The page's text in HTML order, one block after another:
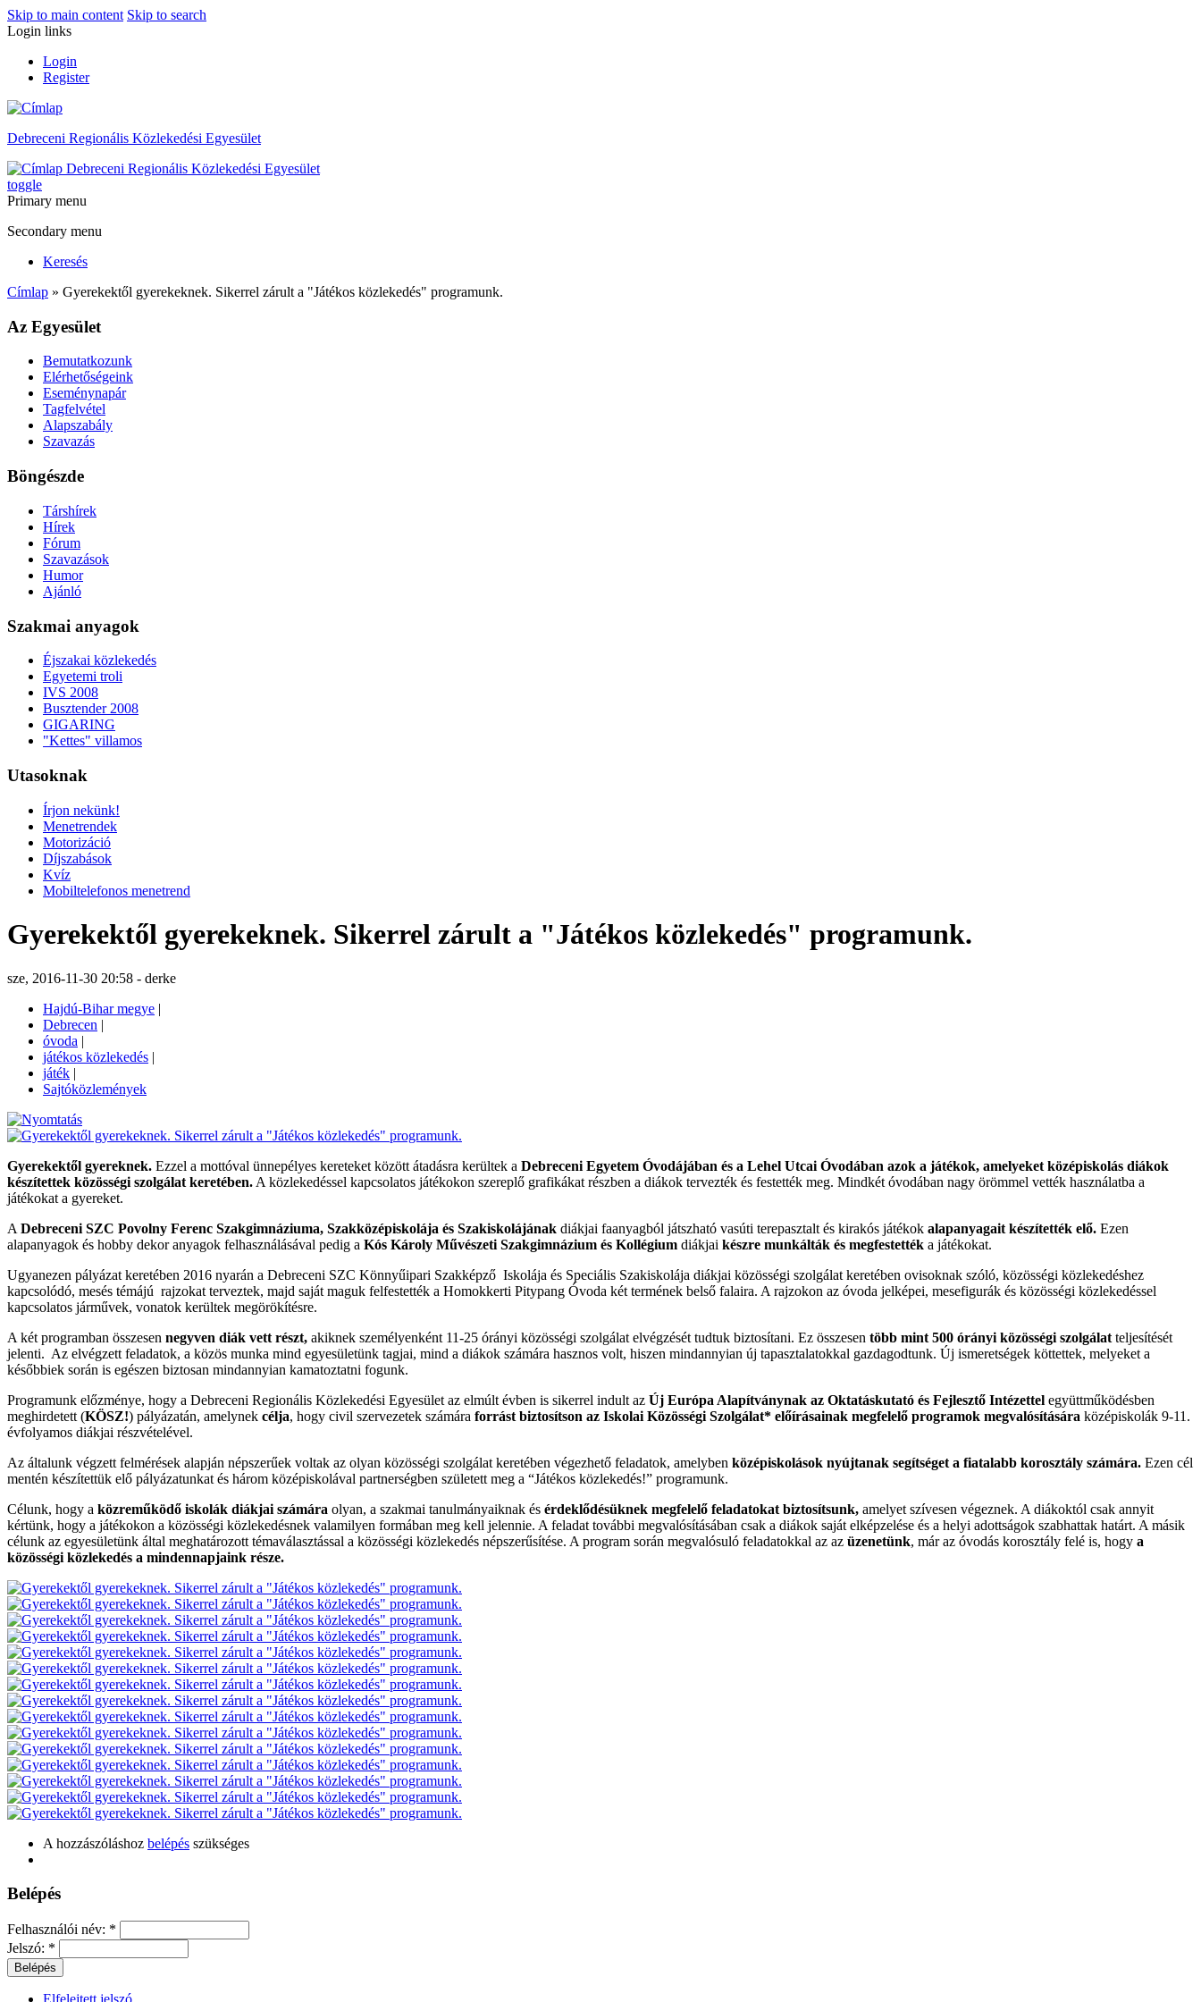
Skip to main content Skip to search
Login links
Login
Register
Debreceni Regionális Közlekedési Egyesület
Debreceni Regionális Közlekedési Egyesület
toggle
Primary menu
Secondary menu
Keresés
Címlap » Gyerekektől gyerekeknek. Sikerrel zárult a "Játékos közlekedés" programunk.
Az Egyesület
Bemutatkozunk
Elérhetőségeink
Eseménynapár
Tagfelvétel
Alapszabály
Szavazás
Böngészde
Társhírek
Hírek
Fórum
Szavazások
Humor
Ajánló
Szakmai anyagok
Éjszakai közlekedés
Egyetemi troli
IVS 2008
Busztender 2008
GIGARING
"Kettes" villamos
Utasoknak
Írjon nekünk!
Menetrendek
Motorizáció
Díjszabások
Kvíz
Mobiltelefonos menetrend
Gyerekektől gyerekeknek. Sikerrel zárult a "Játékos közlekedés" programunk.
sze, 2016-11-30 20:58 - derke
Hajdú-Bihar megye |
Debrecen |
óvoda |
játékos közlekedés |
játék |
Sajtóközlemények
Gyerekektől gyereknek. Ezzel a mottóval ünnepélyes kereteket között átadásra kerültek a Debreceni Egyetem Óvodájában és a Lehel Utcai Óvodában azok a játékok, amelyeket középiskolás diákok
készítettek közösségi szolgálat keretében. A közlekedéssel kapcsolatos játékokon szereplő grafikákat részben a diákok tervezték és festették meg. Mindkét óvodában nagy örömmel vették használatba a
játékokat a gyereket.
A Debreceni SZC Povolny Ferenc Szakgimnáziuma, Szakközépiskolája és Szakiskolájának diákjai faanyagból játszható vasúti terepasztalt és kirakós játékok alapanyagait készítették elő. Ezen
alapanyagok és hobby dekor anyagok felhasználásával pedig a Kós Károly Művészeti Szakgimnázium és Kollégium diákjai készre munkálták és megfestették a játékokat.
Ugyanezen pályázat keretében 2016 nyarán a Debreceni SZC Könnyűipari Szakképző Iskolája és Speciális Szakiskolája diákjai közösségi szolgálat keretében ovisoknak szóló, közösségi közlekedéshez
kapcsolódó, mesés témájú rajzokat terveztek, majd saját maguk felfestették a Homokkerti Pitypang Óvoda két termének belső falaira. A rajzokon az óvoda jelképei, mesefigurák és közösségi közlekedéssel
kapcsolatos járművek, vonatok kerültek megörökítésre.
A két programban összesen negyven diák vett részt, akiknek személyenként 11-25 órányi közösségi szolgálat elvégzését tudtuk biztosítani. Ez összesen több mint 500 órányi közösségi szolgálat teljesítését
jelenti. Az elvégzett feladatok, a közös munka mind egyesületünk tagjai, mind a diákok számára hasznos volt, hiszen mindannyian új tapasztalatokkal gazdagodtunk. Új ismeretségek köttettek, melyeket a
későbbiek során is egészen biztosan mindannyian kamatoztatni fogunk.
Programunk előzménye, hogy a Debreceni Regionális Közlekedési Egyesület az elmúlt évben is sikerrel indult az Új Európa Alapítványnak az Oktatáskutató és Fejlesztő Intézettel együttműködésben
meghirdetett (KÖSZ!) pályázatán, amelynek célja, hogy civil szervezetek számára forrást biztosítson az Iskolai Közösségi Szolgálat* előírásainak megfelelő programok megvalósítására középiskolák 9-11.
évfolyamos diákjai részvételével.
Az általunk végzett felmérések alapján népszerűek voltak az olyan közösségi szolgálat keretében végezhető feladatok, amelyben középiskolások nyújtanak segítséget a fiatalabb korosztály számára. Ezen cél
mentén készítettük elő pályázatunkat és három középiskolával partnerségben született meg a “Játékos közlekedés!” programunk.
Célunk, hogy a közreműködő iskolák diákjai számára olyan, a szakmai tanulmányaiknak és érdeklődésüknek megfelelő feladatokat biztosítsunk, amelyet szívesen végeznek. A diákoktól csak annyit
kértünk, hogy a játékokon a közösségi közlekedésnek valamilyen formában meg kell jelennie. A feladat további megvalósításában csak a diákok saját elképzelése és a helyi adottságok szabhattak határt. A másik
célunk az egyesületünk által meghatározott témaválasztással a közösségi közlekedés népszerűsítése. A program során megvalósuló feladatokkal az az üzenetünk, már az óvodás korosztály felé is, hogy a
közösségi közlekedés a mindennapjaink része.
A hozzászóláshoz belépés szükséges
Belépés
Felhasználói név: *
Jelszó: *
Elfelejtett jelszó